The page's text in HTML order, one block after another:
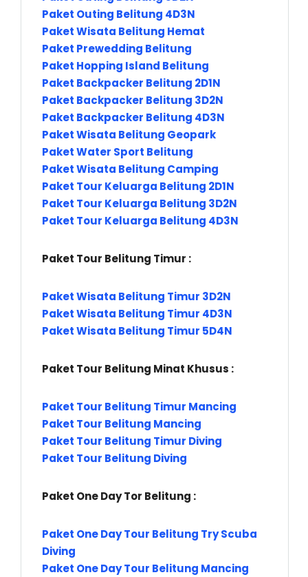
Paket Outing Belitung 4D3N
Paket Wisata Belitung Hemat
Paket Prewedding Belitung
Paket Hopping Island Belitung
Paket Backpacker Belitung 2D1N
Paket Backpacker Belitung 3D2N
Paket Backpacker Belitung 4D3N
Paket Wisata Belitung Geopark
Paket Water Sport Belitung
Paket Wisata Belitung Camping
Paket Tour Keluarga Belitung 2D1N
Paket Tour Keluarga Belitung 3D2N
Paket Tour Keluarga Belitung 4D3N
Paket Tour Belitung Timur :
Paket Wisata Belitung Timur 3D2N
Paket Wisata Belitung Timur 4D3N
Paket Wisata Belitung Timur 5D4N
Paket Tour Belitung Minat Khusus :
Paket Tour Belitung Timur Mancing
Paket Tour Belitung Mancing
Paket Tour Belitung Timur Diving
Paket Tour Belitung Diving
Paket One Day Tor Belitung :
Paket One Day Tour Belitung Try Scuba
Diving
Paket One Day Tour Belitung Mancing